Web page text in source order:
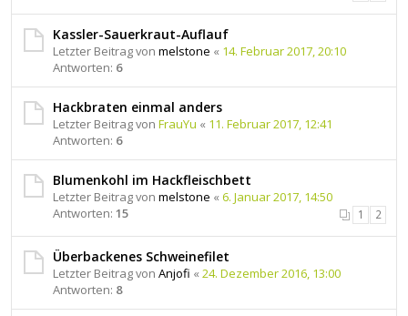
Kassler-Sauerkraut-Auflauf
Letzter Beitrag von melstone « 14. Februar 2017, 20:10
Antworten: 6
Hackbraten einmal anders
Letzter Beitrag von FrauYu « 11. Februar 2017, 12:41
Antworten: 6
Blumenkohl im Hackfleischbett
Letzter Beitrag von melstone « 6. Januar 2017, 14:50
Antworten: 15 1 2
Überbackenes Schweinefilet
Letzter Beitrag von Anjofi « 24. Dezember 2016, 13:00
Antworten: 8